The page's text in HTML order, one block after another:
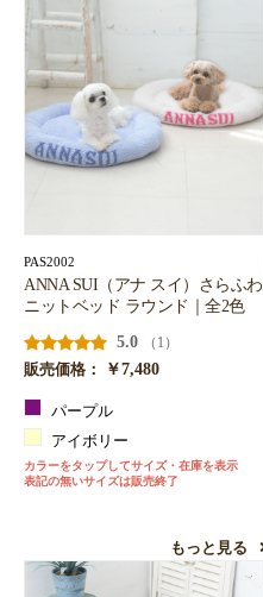
PAS2002
ANNA SUI（アナ スイ）さらふわ
ニットベッド ラウンド｜全2色
5.0
（1）
販売価格：
￥7,480
パープル
アイボリー
カラーをタップしてサイズ・在庫を表示
表記の無いサイズは販売終了
もっと見る